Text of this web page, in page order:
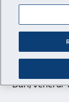
sicura
2017"
Bari, venerdì